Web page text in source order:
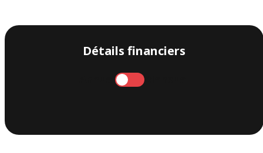
Détails financiers